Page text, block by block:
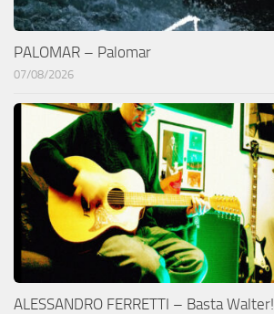
PALOMAR – Palomar
07/08/2026
ALESSANDRO FERRETTI – Basta Walter!